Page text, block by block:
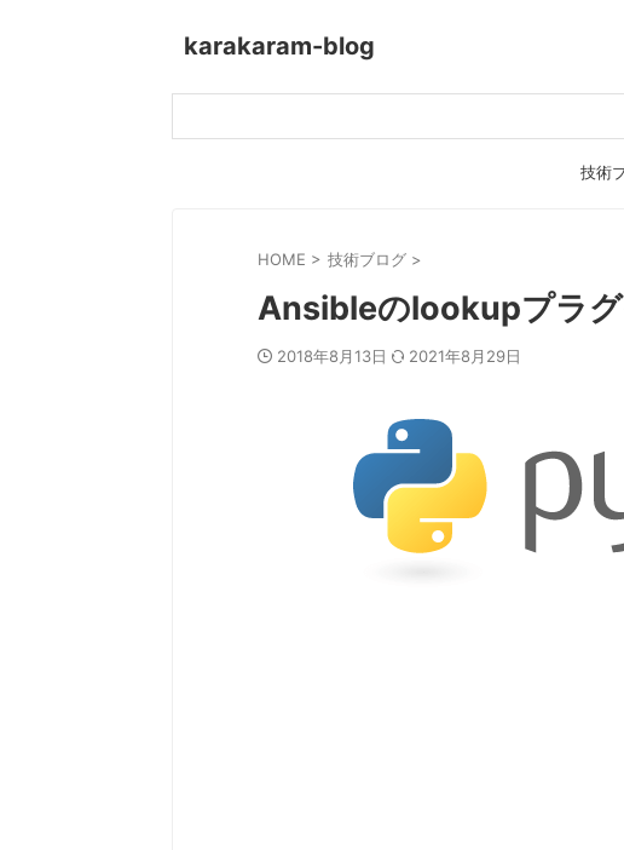
karakaram-blog
技術
HOME > 技術ブログ >
Ansibleのlookupプラ
2018年8月13日 2021年8月29日